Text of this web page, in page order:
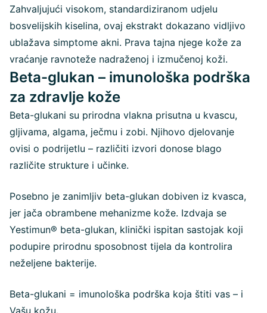
Zahvaljujući visokom, standardiziranom udjelu
bosvelijskih kiselina, ovaj ekstrakt dokazano vidljivo
ublažava simptome akni. Prava tajna njege kože za
vraćanje ravnoteže nadraženoj i izmučenoj koži.
Beta-glukan – imunološka podrška
za zdravlje kože
Beta-glukani su prirodna vlakna prisutna u kvascu,
gljivama, algama, ječmu i zobi. Njihovo djelovanje
ovisi o podrijetlu – različiti izvori donose blago
različite strukture i učinke.
Posebno je zanimljiv beta-glukan dobiven iz kvasca,
jer jača obrambene mehanizme kože. Izdvaja se
Yestimun® beta-glukan, klinički ispitan sastojak koji
podupire prirodnu sposobnost tijela da kontrolira
neželjene bakterije.
Beta-glukani = imunološka podrška koja štiti vas – i